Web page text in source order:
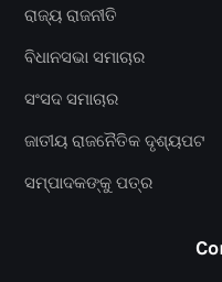
ରାଜ୍ୟ ରାଜନୀତି
ବିଧାନସଭା ସମାଚାର
ସଂସଦ ସମାଚାର
ଜାତୀୟ ରାଜନୈତିକ ଦୃଶ୍ୟପଟ
ସମ୍ପାଦକଙ୍କୁ ପତ୍ର